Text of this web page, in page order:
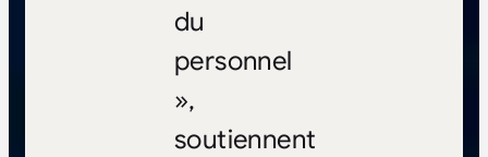
du
personnel
»,
soutiennent